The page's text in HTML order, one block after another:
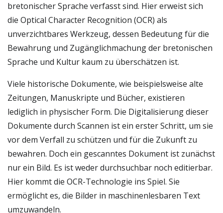
bretonischer Sprache verfasst sind. Hier erweist sich
die Optical Character Recognition (OCR) als
unverzichtbares Werkzeug, dessen Bedeutung für die
Bewahrung und Zugänglichmachung der bretonischen
Sprache und Kultur kaum zu überschätzen ist.
Viele historische Dokumente, wie beispielsweise alte
Zeitungen, Manuskripte und Bücher, existieren
lediglich in physischer Form. Die Digitalisierung dieser
Dokumente durch Scannen ist ein erster Schritt, um sie
vor dem Verfall zu schützen und für die Zukunft zu
bewahren. Doch ein gescanntes Dokument ist zunächst
nur ein Bild. Es ist weder durchsuchbar noch editierbar.
Hier kommt die OCR-Technologie ins Spiel. Sie
ermöglicht es, die Bilder in maschinenlesbaren Text
umzuwandeln.